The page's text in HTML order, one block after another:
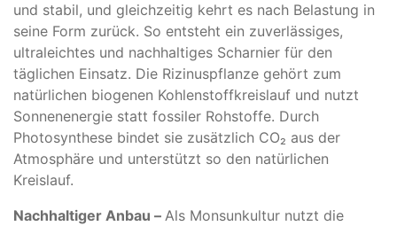
und stabil, und gleichzeitig kehrt es nach Belastung in
seine Form zurück. So entsteht ein zuverlässiges,
ultraleichtes und nachhaltiges Scharnier für den
täglichen Einsatz. Die Rizinuspflanze gehört zum
natürlichen biogenen Kohlenstoffkreislauf und nutzt
Sonnenenergie statt fossiler Rohstoffe. Durch
Photosynthese bindet sie zusätzlich CO₂ aus der
Atmosphäre und unterstützt so den natürlichen
Kreislauf.
Nachhaltiger Anbau – Als Monsunkultur nutzt die